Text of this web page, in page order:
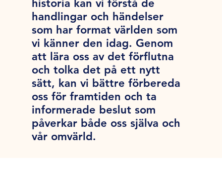
historia kan vi förstå de
handlingar och händelser
som har format världen som
vi känner den idag. Genom
att lära oss av det förflutna
och tolka det på ett nytt
sätt, kan vi bättre förbereda
oss för framtiden och ta
informerade beslut som
påverkar både oss själva och
vår omvärld.